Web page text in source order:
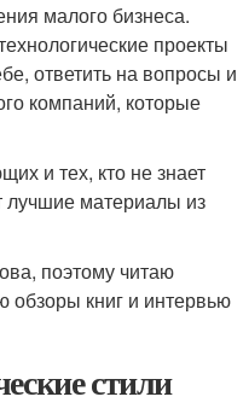
малого бизнеса.
проекты
ответить на вопросы и
компаний, которые
и тех, кто не знает
лучшие материалы из
поэтому читаю
обзоры книг и интервью
стили